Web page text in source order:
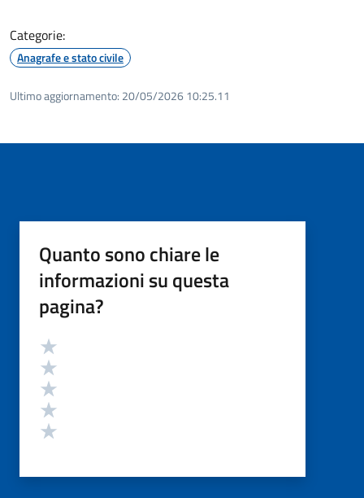
Categorie:
Anagrafe e stato civile
Ultimo aggiornamento: 20/05/2026 10:25.11
Quanto sono chiare le
informazioni su questa
pagina?
Valutazione